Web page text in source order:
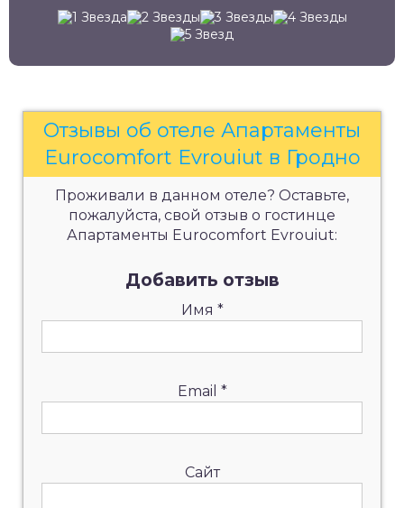
Отзывы об отеле Апартаменты
Eurocomfort Evrouiut в Гродно
Проживали в данном отеле? Оставьте,
пожалуйста, свой отзыв о гостинце
Апартаменты Eurocomfort Evrouiut:
Добавить отзыв
Имя *
Email *
Сайт